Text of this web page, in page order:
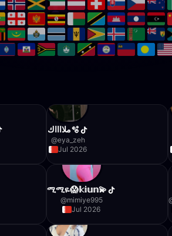
ملااااك🫧
@eya_zeh
Jul 2026
ሚሚዬ😱𝕜𝕚𝕦𝕟💫
@mimiye995
Jul 2026